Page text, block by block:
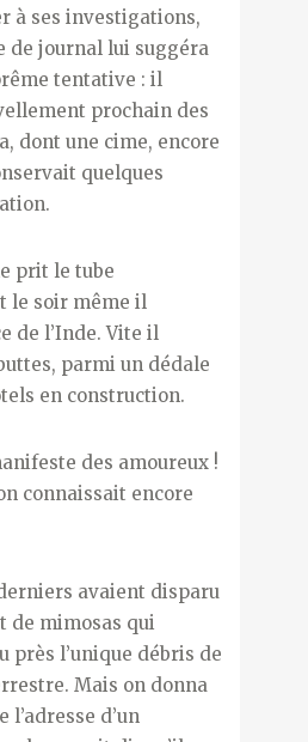
à ses investigations,
de journal lui suggéra
tentative : il
prochain des
dont une cime, encore
quelques
prit le tube
le soir même il
de l’Inde. Vite il
parmi un dédale
en construction.
des amoureux !
connaissait encore
avaient disparu
de mimosas qui
près l’unique débris de
Mais on donna
l’adresse d’un